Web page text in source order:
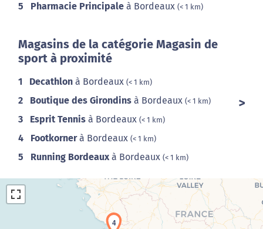
5 Pharmacie Principale à Bordeaux (< 1 km)
Magasins de la catégorie Magasin de
sport à proximité
1 Decathlon à Bordeaux (< 1 km)
2 Boutique des Girondins à Bordeaux (< 1 km)
3 Esprit Tennis à Bordeaux (< 1 km)
4 Footkornerà Bordeaux (< 1 km)
5 Running Bordeaux à Bordeaux (< 1 km)
4